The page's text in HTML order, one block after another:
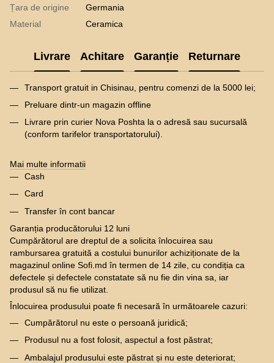
Țara de origine
Germania
Material
Ceramica
Livrare Achitare Garanție Returnare
Transport gratuit in Chisinau, pentru comenzi de la 5000 lei;
Preluare dintr-un magazin offline
Livrare prin curier Nova Poshta la o adresă sau sucursală
(conform tarifelor transportatorului).
Mai multe informatii
Cash
Card
Transfer în cont bancar
Garanția producătorului 12 luni
Cumpărătorul are dreptul de a solicita înlocuirea sau
rambursarea gratuită a costului bunurilor achiziționate de la
magazinul online Sofi.md în termen de 14 zile, cu condiția ca
defectele și defectele constatate să nu fie din vina sa, iar
produsul să nu fie utilizat.
Înlocuirea produsului poate fi necesară în următoarele cazuri:
Cumpărătorul nu este o persoană juridică;
Produsul nu a fost folosit, aspectul a fost păstrat;
Ambalajul produsului este păstrat și nu este deteriorat;